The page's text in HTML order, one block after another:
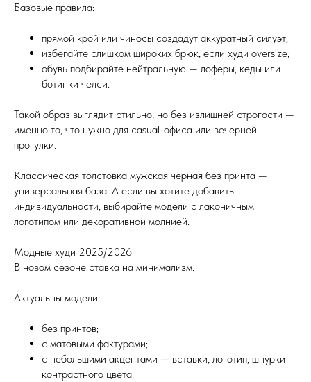
Базовые правила:
прямой крой или чиносы создадут аккуратный силуэт;
избегайте слишком широких брюк, если худи oversize;
обувь подбирайте нейтральную — лоферы, кеды или
ботинки челси.
Такой образ выглядит стильно, но без излишней строгости —
именно то, что нужно для casual-офиса или вечерней
прогулки.
Классическая толстовка мужская черная без принта —
универсальная база. А если вы хотите добавить
индивидуальности, выбирайте модели с лаконичным
логотипом или декоративной молнией.
Модные худи 2025/2026
В новом сезоне ставка на минимализм.
Актуальны модели:
без принтов;
с матовыми фактурами;
с небольшими акцентами — вставки, логотип, шнурки
контрастного цвета.